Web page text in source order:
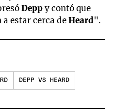
Deppy contó que
a estar cerca deHeard".
DEPP VS HEARD